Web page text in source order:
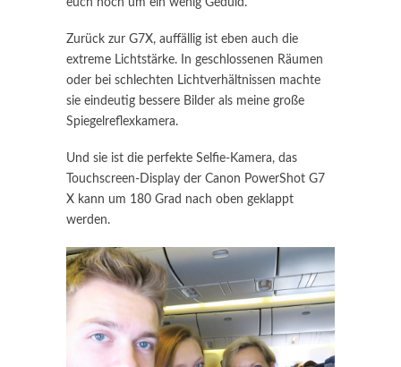
Zurück zur G7X, auffällig ist eben auch die
extreme Lichtstärke. In geschlossenen Räumen
oder bei schlechten Lichtverhältnissen machte
sie eindeutig bessere Bilder als meine große
Spiegelreflexkamera.
Und sie ist die perfekte Selfie-Kamera, das
Touchscreen-Display der Canon PowerShot G7
X kann um 180 Grad nach oben geklappt
werden.